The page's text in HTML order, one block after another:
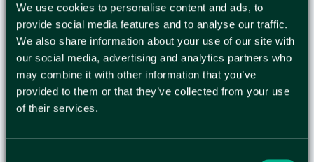
We use cookies to personalise content and ads, to
provide social media features and to analyse our traffic.
We also share information about your use of our site with
our social media, advertising and analytics partners who
may combine it with other information that you’ve
provided to them or that they’ve collected from your use
of their services.
färger för att dina meddelanden ska synas. Post-
it® Super Sticky Notes är starkare och sitter kvar
längre. De har dubbelt så stark häftförmåga som
Post-it® Original Notes, så de passar till vertikala
ytor så du kan vara säker på att ditt meddelande
når fram, även på svåra ytor som datorskärmar,
dörrar och väggar. Tillverkade av PEFC-certifierat